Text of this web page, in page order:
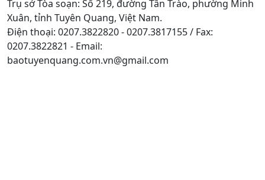
Trụ sở Tòa soạn: Số 219, đường Tân Trào, phường Minh
Xuân, tỉnh Tuyên Quang, Việt Nam.
Điện thoại: 0207.3822820 - 0207.3817155 / Fax:
0207.3822821 - Email:
baotuyenquang.com.vn@gmail.com